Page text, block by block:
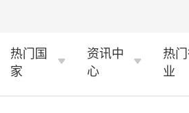
热门国
家
资讯中
心
热
业